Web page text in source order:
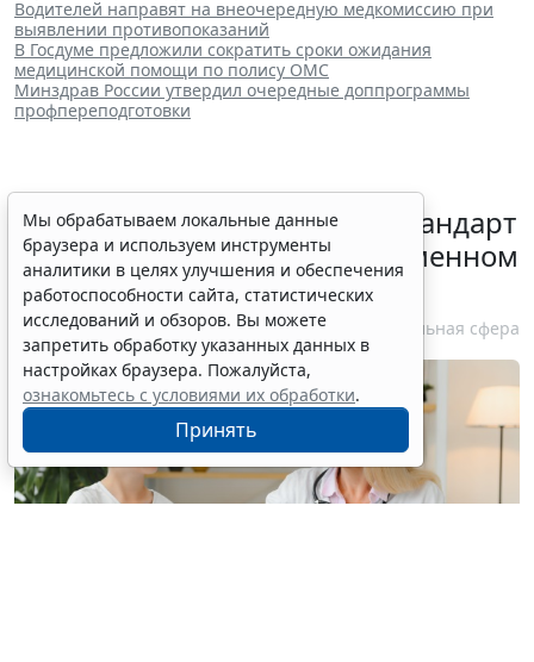
Водителей направят на внеочередную медкомиссию при
выявлении противопоказаний
В Госдуме предложили сократить сроки ожидания
медицинской помощи по полису ОМС
Минздрав России утвердил очередные доппрограммы
профпереподготовки
Минздрав России обновил стандарт
медпомощи при преждевременном
половом развитии
6 августа 2026 17:02 Социальная сфера
Мы обрабатываем локальные данные
браузера и используем инструменты
аналитики в целях улучшения и обеспечения
работоспособности сайта, статистических
исследований и обзоров. Вы можете
запретить обработку указанных данных в
настройках браузера. Пожалуйста,
ознакомьтесь с условиями их обработки.
Принять